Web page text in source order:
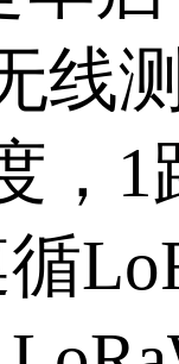
提供
电动
设备
/1
们|联